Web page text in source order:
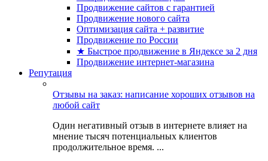
Продвижение сайтов с гарантией
Продвижение нового сайта
Оптимизация сайта + развитие
Продвижение по России
★ Быстрое продвижение в Яндексе за 2 дня
Продвижение интернет-магазина
Репутация
Отзывы на заказ: написание хороших отзывов на
любой сайт
Один негативный отзыв в интернете влияет на
мнение тысяч потенциальных клиентов
продолжительное время. ...